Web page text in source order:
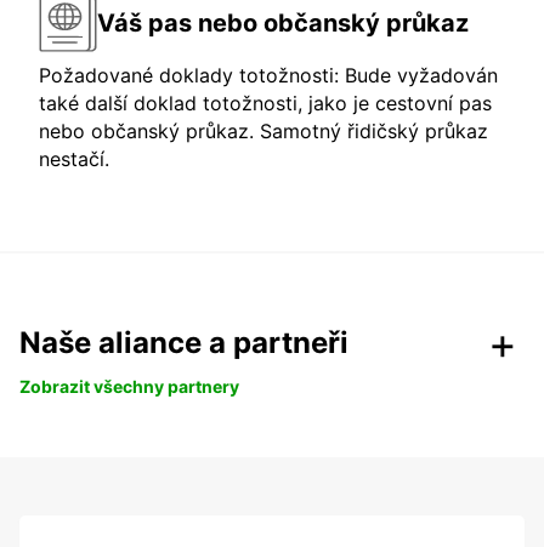
Váš pas nebo občanský průkaz
Požadované doklady totožnosti: Bude vyžadován
také další doklad totožnosti, jako je cestovní pas
nebo občanský průkaz. Samotný řidičský průkaz
nestačí.
Naše aliance a partneři
Zobrazit všechny partnery